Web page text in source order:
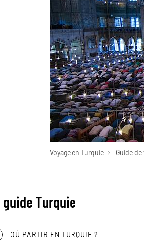
Voyage en Turquie Guide
guide Turquie
OÙ PARTIR EN TURQUIE ?